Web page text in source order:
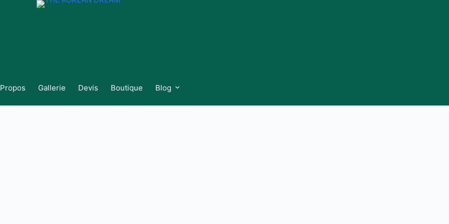
Gallerie Devis Boutique Blog